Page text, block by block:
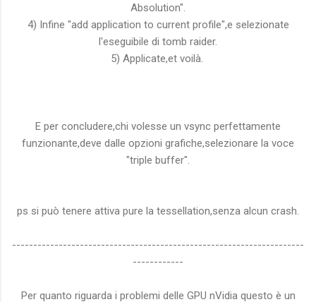
Absolution".
4) Infine "add application to current profile",e selezionate
l'eseguibile di tomb raider.
5) Applicate,et voilà.
E per concludere,chi volesse un vsync perfettamente
funzionante,deve dalle opzioni grafiche,selezionare la voce
"triple buffer".
ps si può tenere attiva pure la tessellation,senza alcun crash.
---------------------------------------------------------------------
------------
Per quanto riguarda i problemi delle GPU nVidia questo è un